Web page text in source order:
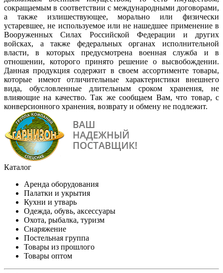
сокращаемым в соответствии с международными договорами,
а также излишествующее, морально или физически
устаревшее, не используемое или не нашедшее применение в
Вооруженных Силах Российской Федерации и других
войсках, а также федеральных органах исполнительной
власти, в которых предусмотрена военная служба и в
отношении, которого принято решение о высвобождении.
Данная продукция содержит в своем ассортименте товары,
которые имеют отличительные характеристики внешнего
вида, обусловленные длительным сроком хранения, не
влияющие на качество. Так же сообщаем Вам, что товар, с
конверсионного хранения, возврату и обмену не подлежит.
Каталог
Аренда оборудования
Палатки и укрытия
Кухни и утварь
Одежда, обувь, аксессуары
Охота, рыбалка, туризм
Снаряжение
Постельная группа
Товары из прошлого
Товары оптом